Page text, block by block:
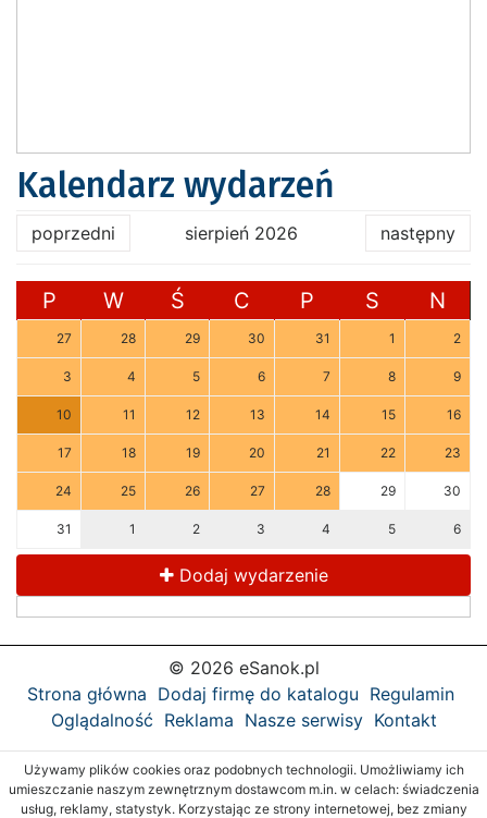
Kalendarz wydarzeń
poprzedni sierpień 2026 następny
P W Ś C P S N
27 28 29 30 31 1 2
3 4 5 6 7 8 9
10 11 12 13 14 15 16
17 18 19 20 21 22 23
24 25 26 27 28 29 30
31 1 2 3 4 5 6
Dodaj wydarzenie
© 2026 eSanok.pl
Strona główna Dodaj firmę do katalogu Regulamin
Oglądalność Reklama Nasze serwisy Kontakt
Używamy plików cookies oraz podobnych technologii. Umożliwiamy ich
umieszczanie naszym zewnętrznym dostawcom m.in. w celach: świadczenia
usług, reklamy, statystyk. Korzystając ze strony internetowej, bez zmiany